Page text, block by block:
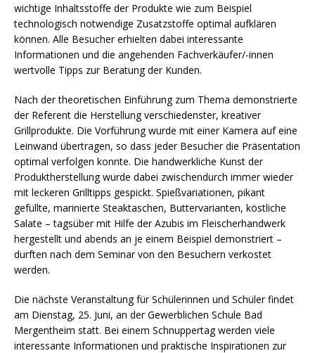
wichtige Inhaltsstoffe der Produkte wie zum Beispiel
technologisch notwendige Zusatzstoffe optimal aufklären
können. Alle Besucher erhielten dabei interessante
Informationen und die angehenden Fachverkäufer/-innen
wertvolle Tipps zur Beratung der Kunden.
Nach der theoretischen Einführung zum Thema demonstrierte
der Referent die Herstellung verschiedenster, kreativer
Grillprodukte. Die Vorführung wurde mit einer Kamera auf eine
Leinwand übertragen, so dass jeder Besucher die Präsentation
optimal verfolgen konnte. Die handwerkliche Kunst der
Produktherstellung wurde dabei zwischendurch immer wieder
mit leckeren Grilltipps gespickt. Spießvariationen, pikant
gefüllte, marinierte Steaktaschen, Buttervarianten, köstliche
Salate – tagsüber mit Hilfe der Azubis im Fleischerhandwerk
hergestellt und abends an je einem Beispiel demonstriert –
durften nach dem Seminar von den Besuchern verkostet
werden.
Die nächste Veranstaltung für Schülerinnen und Schüler findet
am Dienstag, 25. Juni, an der Gewerblichen Schule Bad
Mergentheim statt. Bei einem Schnuppertag werden viele
interessante Informationen und praktische Inspirationen zur